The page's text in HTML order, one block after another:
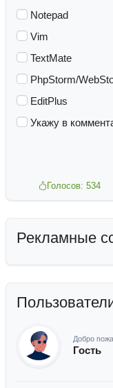
Notepad
Vim
TextMate
PhpStorm/
EditPlus
Укажу в
Голосов: 534
Рекламные
Добро
Гость